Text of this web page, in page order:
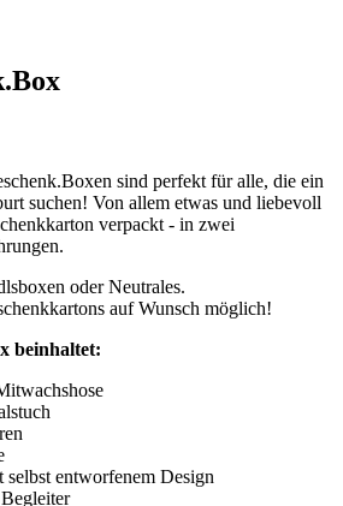
sind perfekt für alle, die ein
suchen! Von allem etwas und liebevoll
verpackt - in zwei
oder Neutrales.
auf Wunsch möglich!
beinhaltet:
entworfenem Design